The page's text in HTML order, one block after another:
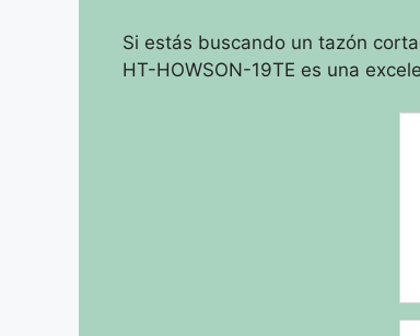
Si estás buscando un tazón
HT-HOWSON-19TE es una